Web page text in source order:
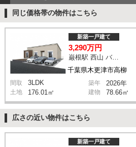
同じ価格帯の物件はこちら
千葉県木更津市高柳
新築一戸建て
3,290万円
巌根駅 西山 バス12分 停歩5分
間取 3LDK 築年 2026年
土地 176.01㎡ 建物 78.66㎡
広さの近い物件はこちら
新築一戸建て